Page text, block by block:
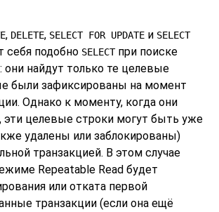
, DELETE, SELECT FOR UPDATE и SELECT
себя подобно SELECTпри поиске
они найдут только те целевые
были зафиксированы на момент
Однако к моменту, когда они
эти целевые строки могут быть уже
удалены или заблокированы)
транзакцией. В этом случае
Repeatable Read будет
или отката первой
транзакции (если она ещё